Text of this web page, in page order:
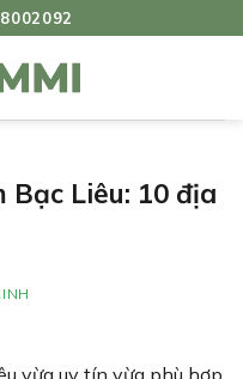
Bạc Liêu: 10 địa
vừa uy tín vừa phù hợp